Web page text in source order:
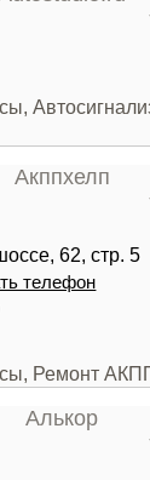
62, стр. 5
телефон
Ремонт